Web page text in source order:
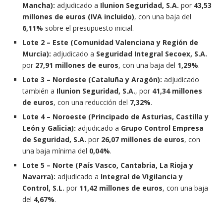
Mancha): adjudicado a Ilunion Seguridad, S.A. por 43,53
millones de euros (IVA incluido), con una baja del
6,11% sobre el presupuesto inicial.
Lote 2 – Este (Comunidad Valenciana y Región de
Murcia): adjudicado a Seguridad Integral Secoex, S.A.
por 27,91 millones de euros, con una baja del 1,29%.
Lote 3 – Nordeste (Cataluña y Aragón): adjudicado
también a Ilunion Seguridad, S.A., por 41,34 millones
de euros, con una reducción del 7,32%.
Lote 4 – Noroeste (Principado de Asturias, Castilla y
León y Galicia): adjudicado a Grupo Control Empresa
de Seguridad, S.A. por 26,07 millones de euros, con
una baja mínima del 0,04%.
Lote 5 – Norte (País Vasco, Cantabria, La Rioja y
Navarra): adjudicado a Integral de Vigilancia y
Control, S.L. por 11,42 millones de euros, con una baja
del 4,67%.